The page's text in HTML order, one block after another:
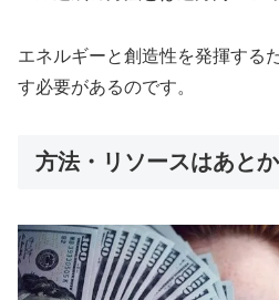
エネルギーと創造性を発揮する
す必要があるのです。
方法・リソースはあと